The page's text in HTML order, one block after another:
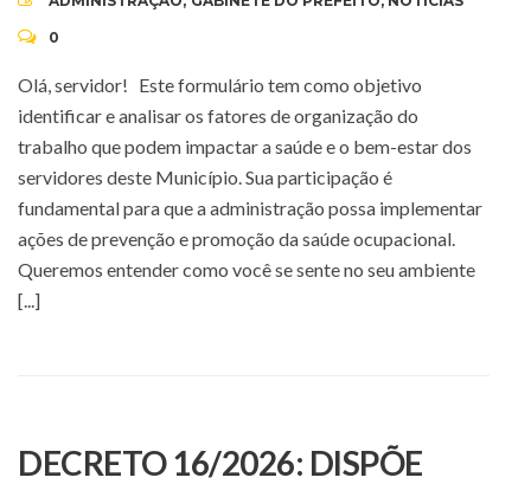
0
Olá, servidor! Este formulário tem como objetivo
identificar e analisar os fatores de organização do
trabalho que podem impactar a saúde e o bem-estar dos
servidores deste Município. Sua participação é
fundamental para que a administração possa implementar
ações de prevenção e promoção da saúde ocupacional.
Queremos entender como você se sente no seu ambiente
[...]
DECRETO 16/2026: DISPÕE